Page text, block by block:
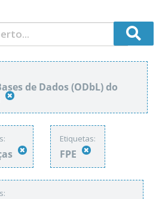
de Dados (ODbL) do
Etiquetas:
FPE